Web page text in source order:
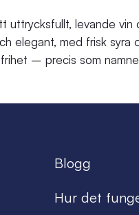
uttrycksfullt, levande
elegant, med frisk
– precis som
Blogg
Hur det